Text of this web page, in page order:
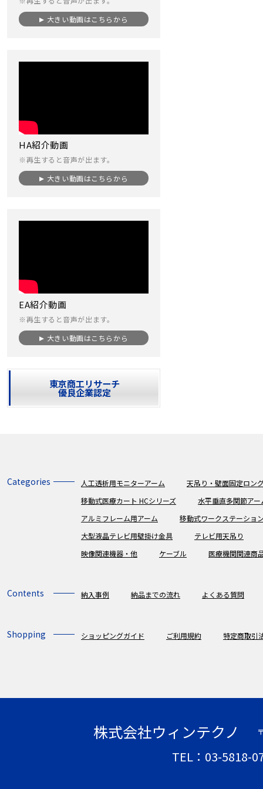
大きい動画はこちらから
HA紹介動画
※再生すると音声が出ます。
大きい動画はこちらから
EA紹介動画
※再生すると音声が出ます。
大きい動画はこちらから
東京商工リサーチ
優良企業認定
Categories 人工透析用モニターアーム
天吊り・壁面固定ロン
移動式医療カート HCシリーズ
水平垂直多関節アー
アルミフレーム用アーム
移動式ワークステーショ
大型液晶テレビ用壁掛け金具
テレビ用天吊り
映像関連機器・他
ケーブル 医療機関関連商
Contents 納入事例 納品までの流れ よくある質問
Shopping ショッピングガイド ご利用規約 特定商取引
株式会社ウィンテクノ
TEL：03-5818-